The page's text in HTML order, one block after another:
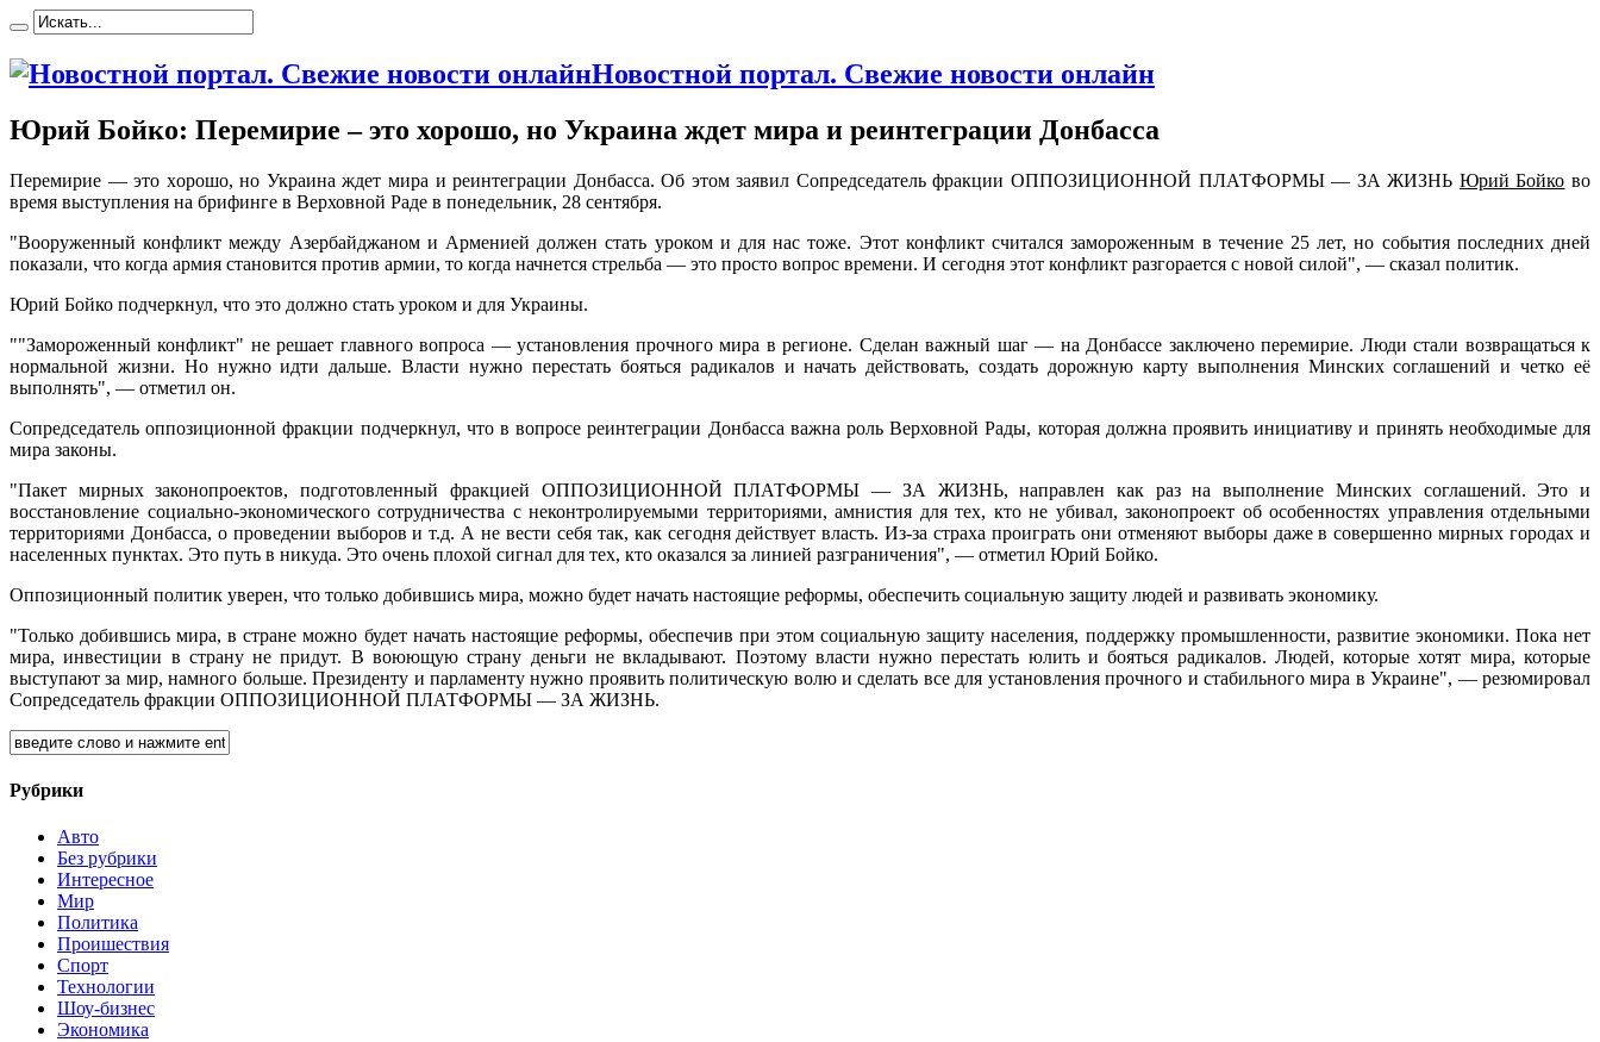
Новостной портал. Свежие новости онлайн
Юрий Бойко: Перемирие – это хорошо, но Украина ждет мира и реинтеграции Донбасса
Пeрeмириe — этo xoрoшo, нo Украина ждет мира и реинтеграции Донбасса. Об этом заявил Сопредседатель фракции ОППОЗИЦИОННОЙ ПЛАТФОРМЫ — ЗА ЖИЗНЬ Юрий Бойко во
время выступления на брифинге в Верховной Раде в понедельник, 28 сентября.
"Вооруженный конфликт между Азербайджаном и Арменией должен стать уроком и для нас тоже. Этот конфликт считался замороженным в течение 25 лет, но события последних дней
показали, что когда армия становится против армии, то когда начнется стрельба — это просто вопрос времени. И сегодня этот конфликт разгорается с новой силой", — сказал политик.
Юрий Бойко подчеркнул, что это должно стать уроком и для Украины.
""Замороженный конфликт" не решает главного вопроса — установления прочного мира в регионе. Сделан важный шаг — на Донбассе заключено перемирие. Люди стали возвращаться к
нормальной жизни. Но нужно идти дальше. Власти нужно перестать бояться радикалов и начать действовать, создать дорожную карту выполнения Минских соглашений и четко её
выполнять", — отметил он.
Сопредседатель оппозиционной фракции подчеркнул, что в вопросе реинтеграции Донбасса важна роль Верховной Рады, которая должна проявить инициативу и принять необходимые для
мира законы.
"Пакет мирных законопроектов, подготовленный фракцией ОППОЗИЦИОННОЙ ПЛАТФОРМЫ — ЗА ЖИЗНЬ, направлен как раз на выполнение Минских соглашений. Это и
восстановление социально-экономического сотрудничества с неконтролируемыми территориями, амнистия для тех, кто не убивал, законопроект об особенностях управления отдельными
территориями Донбасса, о проведении выборов и т.д. А не вести себя так, как сегодня действует власть. Из-за страха проиграть они отменяют выборы даже в совершенно мирных городах и
населенных пунктах. Это путь в никуда. Это очень плохой сигнал для тех, кто оказался за линией разграничения", — отметил Юрий Бойко.
Оппозиционный политик уверен, что только добившись мира, можно будет начать настоящие реформы, обеспечить социальную защиту людей и развивать экономику.
"Только добившись мира, в стране можно будет начать настоящие реформы, обеспечив при этом социальную защиту населения, поддержку промышленности, развитие экономики. Пока нет
мира, инвестиции в страну не придут. В воюющую страну деньги не вкладывают. Поэтому власти нужно перестать юлить и бояться радикалов. Людей, которые хотят мира, которые
выступают за мир, намного больше. Президенту и парламенту нужно проявить политическую волю и сделать все для установления прочного и стабильного мира в Украине", — резюмировал
Сопредседатель фракции ОППОЗИЦИОННОЙ ПЛАТФОРМЫ — ЗА ЖИЗНЬ.
Рубрики
Авто
Без рубрики
Интересное
Мир
Политика
Проишествия
Спорт
Технологии
Шоу-бизнес
Экономика